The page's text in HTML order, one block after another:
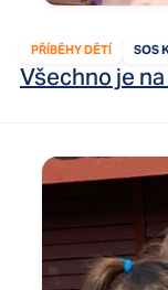
PŘÍBĚHY DĚTÍ SOS
Všechno je